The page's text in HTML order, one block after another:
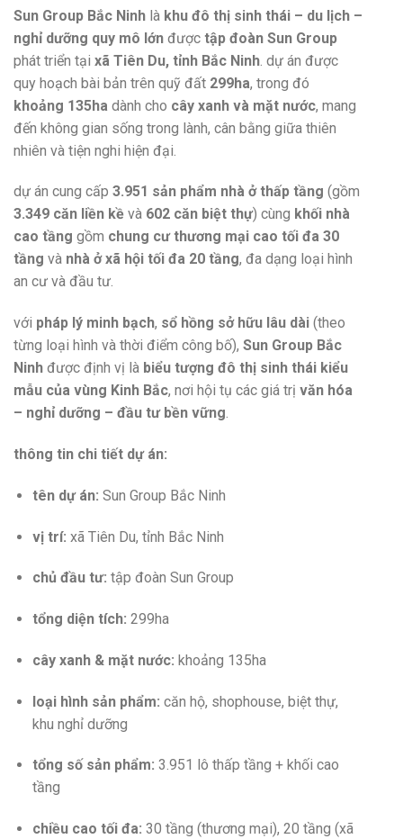
Sun Group Bắc Ninh là khu đô thị sinh thái – du lịch –
nghỉ dưỡng quy mô lớn được tập đoàn Sun Group
phát triển tại xã Tiên Du, tỉnh Bắc Ninh . dự án được
quy hoạch bài bản trên quỹ đất 299ha, trong đó
khoảng 135ha dành cho cây xanh và mặt nước, mang
đến không gian sống trong lành, cân bằng giữa thiên
nhiên và tiện nghi hiện đại.
dự án cung cấp 3.951 sản phẩm nhà ở thấp tầng (gồm
3.349 căn liền kề và 602 căn biệt thự) cùng khối nhà
cao tầng gồm chung cư thương mại cao tối đa 30
tầng và nhà ở xã hội tối đa 20 tầng, đa dạng loại hình
an cư và đầu tư.
với pháp lý minh bạch, sổ hồng sở hữu lâu dài (theo
từng loại hình và thời điểm công bố), Sun Group Bắc
Ninh được định vị là biểu tượng đô thị sinh thái kiểu
mẫu của vùng Kinh Bắc, nơi hội tụ các giá trị văn hóa
– nghỉ dưỡng – đầu tư bền vững.
thông tin chi tiết dự án:
tên dự án: Sun Group Bắc Ninh
vị trí: xã Tiên Du, tỉnh Bắc Ninh
chủ đầu tư: tập đoàn Sun Group
tổng diện tích: 299ha
cây xanh & mặt nước: khoảng 135ha
loại hình sản phẩm: căn hộ, shophouse, biệt thự,
khu nghỉ dưỡng
tổng số sản phẩm: 3.951 lô thấp tầng + khối cao
tầng
chiều cao tối đa: 30 tầng (thương mại), 20 tầng (xã